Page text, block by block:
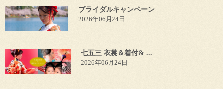
ブライダルキャンペーン
2026年06月24日
七五三 衣裳＆着付& ...
2026年06月24日